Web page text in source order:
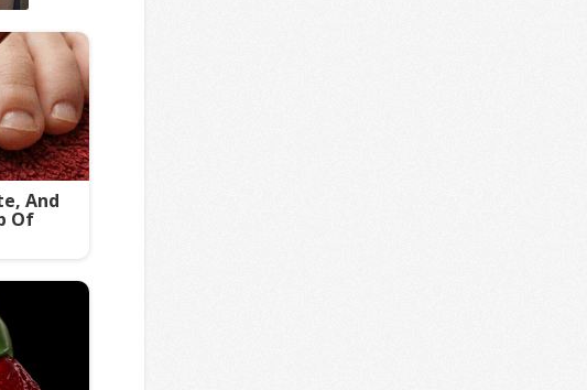
And
Of